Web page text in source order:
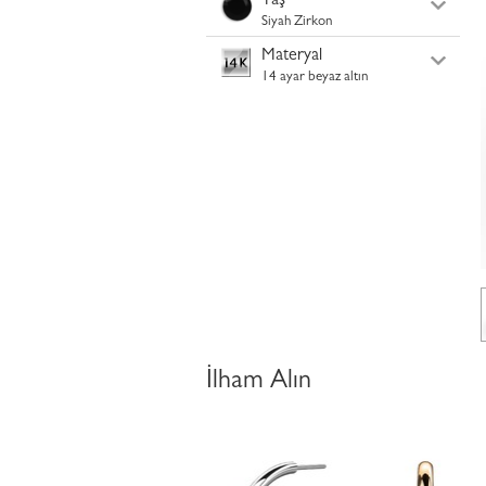
Siyah Zirkon
Materyal
14 ayar beyaz altın
İlham Alın